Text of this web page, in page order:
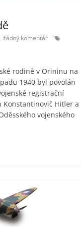
žádný komentář
rodině v Orininu na
1940 byl povolán
registrační
Konstantinovič Hitler a
vojenského